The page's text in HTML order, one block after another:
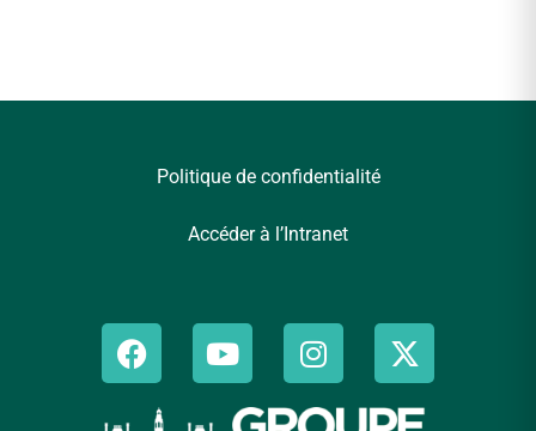
Politique de confidentialité
Accéder à l’Intranet